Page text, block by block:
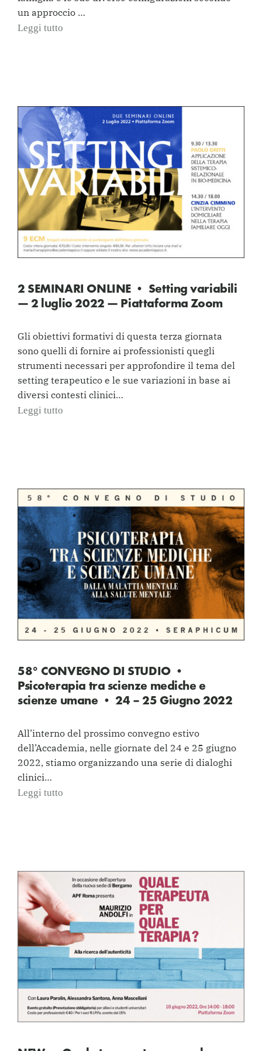
un approccio …
Leggi tutto
2 SEMINARI ONLINE • Setting variabili
— 2 luglio 2022 — Piattaforma Zoom
Gli obiettivi formativi di questa terza giornata
sono quelli di fornire ai professionisti quegli
strumenti necessari per approfondire il tema del
setting terapeutico e le sue variazioni in base ai
diversi contesti clinici…
Leggi tutto
58° CONVEGNO DI STUDIO •
Psicoterapia tra scienze mediche e
scienze umane • 24 – 25 Giugno 2022
All’interno del prossimo convegno estivo
dell’Accademia, nelle giornate del 24 e 25 giugno
2022, stiamo organizzando una serie di dialoghi
clinici…
Leggi tutto